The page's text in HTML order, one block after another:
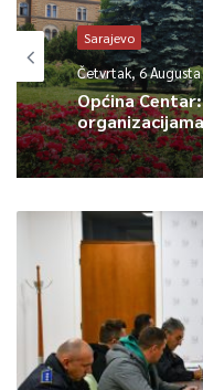
Predsjedavajući Komšić
proširenje Evropske
samo za BiH i ovaj
Sarajevo
Četvrtak, 6
Općina